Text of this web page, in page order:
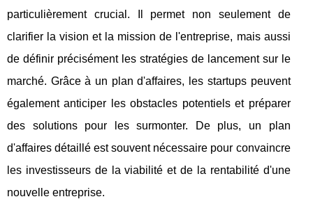
particulièrement crucial. Il permet non seulement de
clarifier la vision et la mission de l'entreprise, mais aussi
de définir précisément les stratégies de lancement sur le
marché. Grâce à un plan d'affaires, les startups peuvent
également anticiper les obstacles potentiels et préparer
des solutions pour les surmonter. De plus, un plan
d'affaires détaillé est souvent nécessaire pour convaincre
les investisseurs de la viabilité et de la rentabilité d'une
nouvelle entreprise.